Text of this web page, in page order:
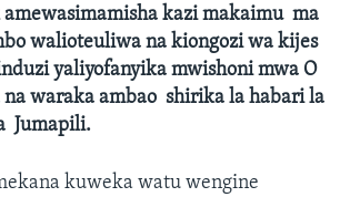
kazi makaimu ma
walioteuliwa na kiongozi wa kijes
yaliyofanyika mwishoni mwa O
waraka ambao shirika la habari la
Jumapili.
kuweka watu wengine